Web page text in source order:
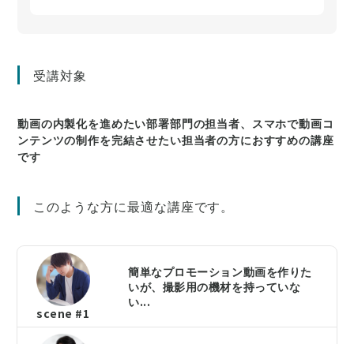
受講対象
動画の内製化を進めたい部署部門の担当者、スマホで動画コ
ンテンツの制作を完結させたい担当者の方におすすめの講座
です
このような方に最適な講座です。
scene #1
簡単なプロモーション動画を作りた
いが、撮影用の機材を持っていな
い...